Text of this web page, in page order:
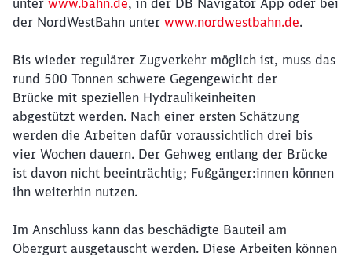
unter www.bahn.de, in der DB Navigator App oder bei
der NordWestBahn unter www.nordwestbahn.de.
Bis wieder regulärer Zugverkehr möglich ist, muss das
rund 500 Tonnen schwere Gegengewicht der
Brücke mit speziellen Hydraulikeinheiten
abgestützt werden. Nach einer ersten Schätzung
werden die Arbeiten dafür voraussichtlich drei bis
vier Wochen dauern. Der Gehweg entlang der Brücke
ist davon nicht beeinträchtig; Fußgänger:innen können
ihn weiterhin nutzen.
Im Anschluss kann das beschädigte Bauteil am
Obergurt ausgetauscht werden. Diese Arbeiten können
werden?